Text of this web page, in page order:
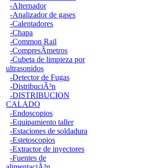
-Alternador
-Analizador de gases
-Calentadores
-Chapa
-Common Rail
-CompresÃ­metros
-Cubeta de limpieza por
ultrasonidos
-Detector de Fugas
-DistribuciÃ³n
-DISTRIBUCION
CALADO
-Endoscopios
-Equipamiento taller
-Estaciones de soldadura
-Estetoscopios
-Extractor de inyectores
-Fuentes de